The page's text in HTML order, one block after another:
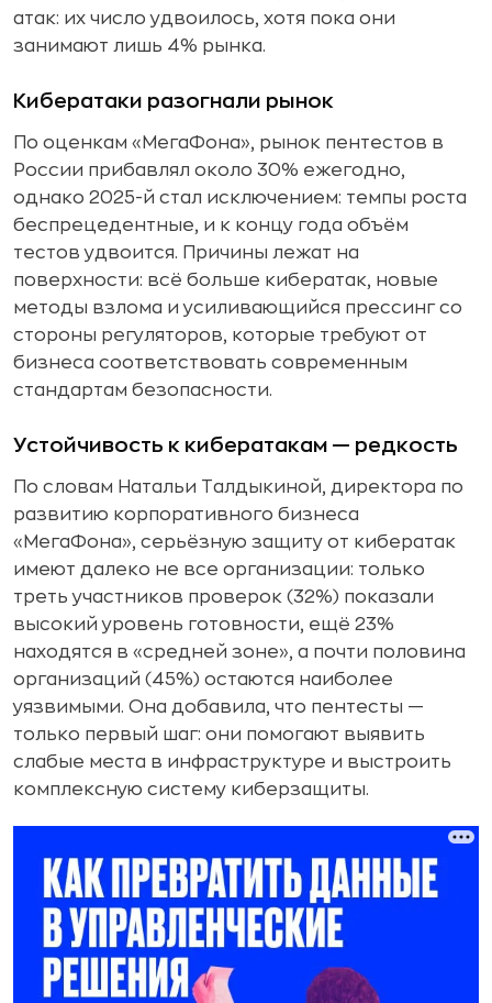
атак: их число удвоилось, хотя пока они
занимают лишь 4% рынка.
Кибератаки разогнали рынок
По оценкам «МегаФона», рынок пентестов в
России прибавлял около 30% ежегодно,
однако 2025-й стал исключением: темпы роста
беспрецедентные, и к концу года объём
тестов удвоится. Причины лежат на
поверхности: всё больше кибератак, новые
методы взлома и усиливающийся прессинг со
стороны регуляторов, которые требуют от
бизнеса соответствовать современным
стандартам безопасности.
Устойчивость к кибератакам — редкость
По словам Натальи Талдыкиной, директора по
развитию корпоративного бизнеса
«МегаФона», серьёзную защиту от кибератак
имеют далеко не все организации: только
треть участников проверок (32%) показали
высокий уровень готовности, ещё 23%
находятся в «средней зоне», а почти половина
организаций (45%) остаются наиболее
уязвимыми. Она добавила, что пентесты —
только первый шаг: они помогают выявить
слабые места в инфраструктуре и выстроить
комплексную систему киберзащиты.